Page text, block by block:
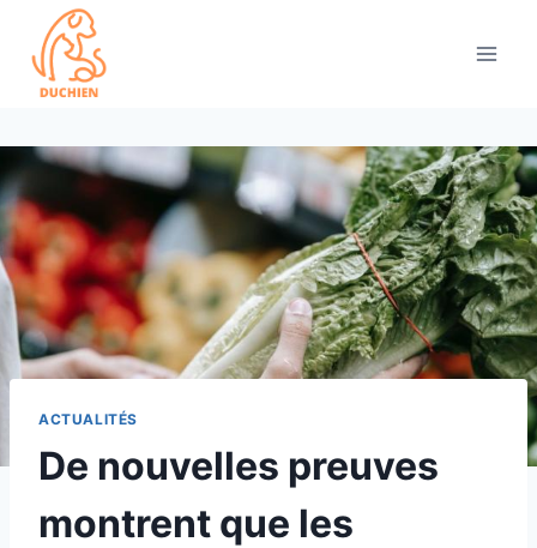
content
ACTUALITÉS
De nouvelles preuves
montrent que les